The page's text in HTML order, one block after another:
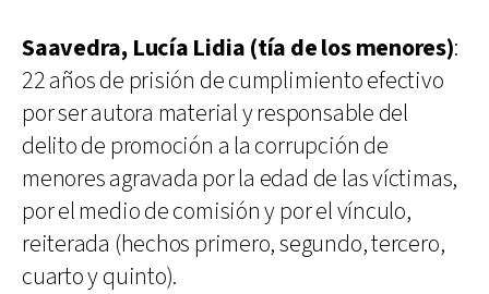
Saavedra, Lucía Lidia (tía de los menores):
22 años de prisión de cumplimiento efectivo
por ser autora material y responsable del
delito de promoción a la corrupción de
menores agravada por la edad de las víctimas,
por el medio de comisión y por el vínculo,
reiterada (hechos primero, segundo, tercero,
cuarto y quinto).